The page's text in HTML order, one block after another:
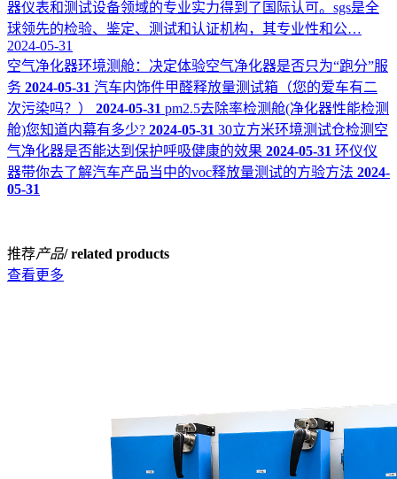
器仪表和测试设备领域的专业实力得到了国际认可。sgs是全
球领先的检验、鉴定、测试和认证机构，其专业性和公…
2024-05-31
空气净化器环境测舱：决定体验空气净化器是否只为“跑分”服
务 2024-05-31 汽车内饰件甲醛释放量测试箱（您的爱车有二
次污染吗？）
2024-05-31 pm2.5去除率检测舱(净化器性能检测
舱)您知道内幕有多少? 2024-05-31 30立方米环境测试仓检测空
气净化器是否能达到保护呼吸健康的效果 2024-05-31 环仪仪
器带你去了解汽车产品当中的voc释放量测试的方验方法 2024-
05-31
推荐产品/ related products
查看更多